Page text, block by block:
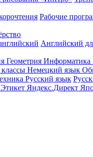
Рабочие
Английский
Геометрия Информатика
Немецкий язык
Русский язык
Этикет Яндекс.Директ